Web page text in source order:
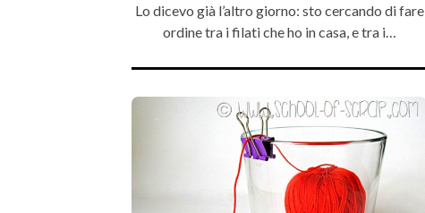
Lo dicevo già l’altro giorno: sto cercando di fare
ordine tra i filati che ho in casa, e tra i…